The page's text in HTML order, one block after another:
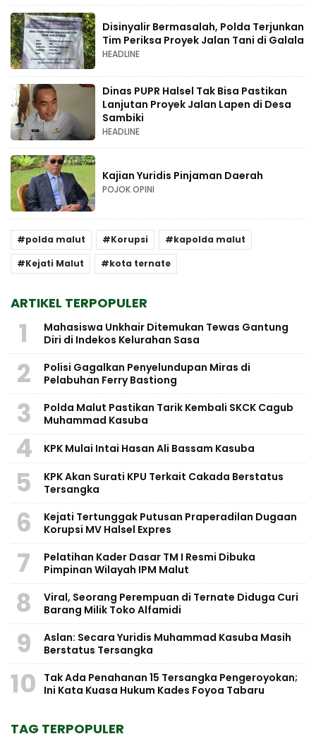
Disinyalir Bermasalah, Polda Terjunkan
Tim Periksa Proyek Jalan Tani di Galala
HEADLINE
Dinas PUPR Halsel Tak Bisa Pastikan
Lanjutan Proyek Jalan Lapen di Desa
Sambiki
HEADLINE
Kajian Yuridis Pinjaman Daerah
POJOK OPINI
polda malut Korupsi
kapolda malut
Kejati Malut
kota ternate
ARTIKEL TERPOPULER
1
Mahasiswa Unkhair Ditemukan Tewas Gantung
Diri di Indekos Kelurahan Sasa
2
Polisi Gagalkan Penyelundupan Miras di
Pelabuhan Ferry Bastiong
3
Polda Malut Pastikan Tarik Kembali SKCK Cagub
Muhammad Kasuba
4 KPK Mulai Intai Hasan Ali Bassam Kasuba
5
KPK Akan Surati KPU Terkait Cakada Berstatus
Tersangka
6
Kejati Tertunggak Putusan Praperadilan Dugaan
Korupsi MV Halsel Expres
7
Pelatihan Kader Dasar TM I Resmi Dibuka
Pimpinan Wilayah IPM Malut
8
Viral, Seorang Perempuan di Ternate Diduga Curi
Barang Milik Toko Alfamidi
9
Aslan: Secara Yuridis Muhammad Kasuba Masih
Berstatus Tersangka
10
Tak Ada Penahanan 15 Tersangka Pengeroyokan;
Ini Kata Kuasa Hukum Kades Foyoa Tabaru
TAG TERPOPULER